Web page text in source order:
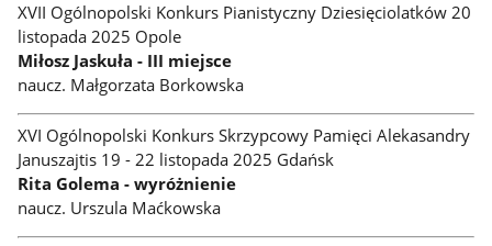
XVII Ogólnopolski Konkurs Pianistyczny Dziesięciolatków 20
listopada 2025 Opole
Miłosz Jaskuła - III miejsce
naucz. Małgorzata Borkowska
XVI Ogólnopolski Konkurs Skrzypcowy Pamięci Alekasandry
Januszajtis 19 - 22 listopada 2025 Gdańsk
Rita Golema - wyróżnienie
naucz. Urszula Maćkowska